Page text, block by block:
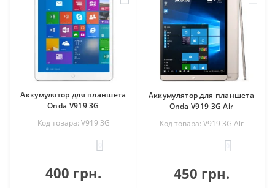
Аккумулятор для планшета
Onda V919 3G
Код товара: V919 3G
400 грн.
Аккумулятор для планшета
Onda V919 3G Air
Код товара: V919 3G Air
450 грн.